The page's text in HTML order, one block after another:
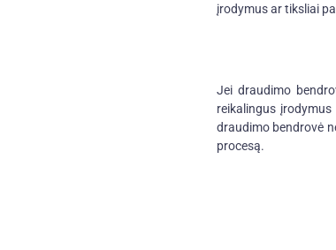
įrodymus ar tiksliai
Jei draudimo
reikalingus
draudimo bendrovė
procesą.